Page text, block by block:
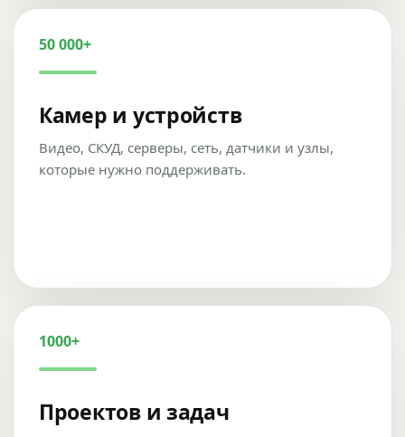
50 000+
Камер и устройств
Видео, СКУД, серверы, сеть, датчики и узлы,
которые нужно поддерживать.
1000+
Проектов и задач